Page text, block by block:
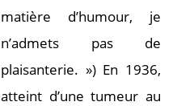
matière d’humour, je
n’admets pas de
plaisanterie. ») En 1936,
atteint d’une tumeur au